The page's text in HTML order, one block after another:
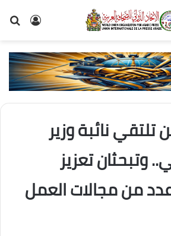
تسجيل
تلتقي نائبة وزير
وتبحثان تعزيز
من مجالات العمل